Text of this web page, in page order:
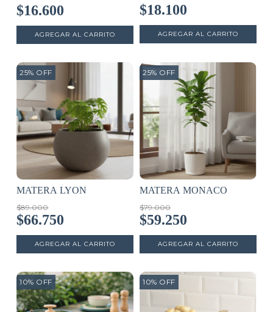
$16.600 $18.100
25% OFF
MATERA LYON
$89.000
$66.750
25% OFF
MATERA MONACO
$79.000
$59.250
10% OFF 10% OFF